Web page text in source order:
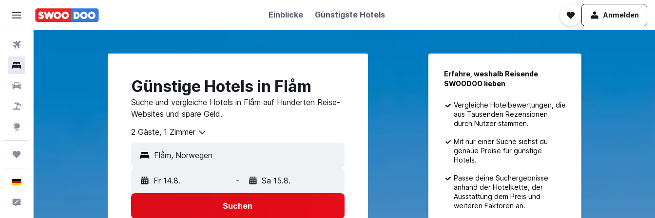
Einblicke Günstigste Hotels Anmelden
Günstige Hotels in Flåm
Suche und vergleiche Hotels in Flåm auf Hunderten Reise-
Websites und spare Geld.
2 Gäste, 1 Zimmer
Flåm, Norwegen
Fr 14.8. - Sa 15.8.
Suchen
Erfahre, weshalb Reisende
SWOODOO lieben
Vergleiche Hotelbewertungen, die
aus Tausenden Rezensionen
durch Nutzer stammen.
Mit nur einer Suche siehst du
genaue Preise für günstige
Hotels.
Passe deine Suchergebnisse
anhand der Hotelkette, der
Ausstattung dem Preis und
weiteren Faktoren an.